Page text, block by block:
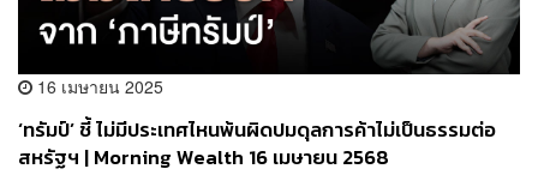
16 เมษายน 2025
‘ทรัมป์’ ชี้ ไม่มีประเทศไหนพ้นผิดปมดุลการค้าไม่เป็นธรรมต่อ
สหรัฐฯ | Morning Wealth 16 เมษายน 2568